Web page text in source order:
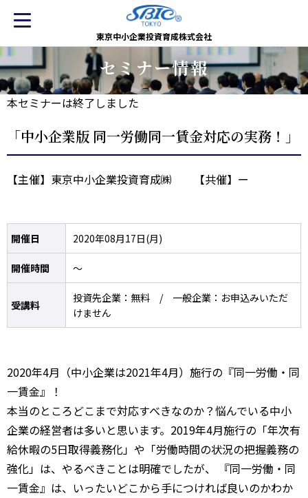
東京中小企業投資育成株式会社
セミナー情報
本セミナーは終了しました
「中小企業版 同一労働同一賃金対応の実務！」
【主催】東京中小企業投資育成㈱ 【共催】ー
開催日 2020年08月17日(月)
開催時間 ～
受講料
投資先企業：無料 / 一般企業：お申込みいただ
けません
2020年4月（中小企業は2021年4月）施行の『同一労働・同
一賃金』！
本当のところどこまで対応すべきなのか？悩んでいる中小
企業の経営者は多いと思います。2019年4月施行の「年次有
給休暇の5日取得義務化」や「労働時間の状況の把握義務の
強化」は、やるべきことは明確でしたが、 『同一労働・同
一賃金』は、いったいどこから手につければ良いのかわか